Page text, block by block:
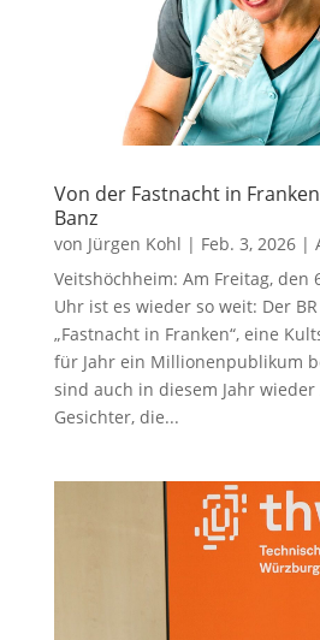
Von der Fastnacht in
Banz
von Jürgen Kohl | Feb. 3, 2026|
Veitshöchheim: Am Freitag, den
Uhr ist es wieder so weit: Der
„Fastnacht in Franken“, eine
für Jahr ein Millionenpublikum
sind auch in diesem Jahr
Gesichter, die...